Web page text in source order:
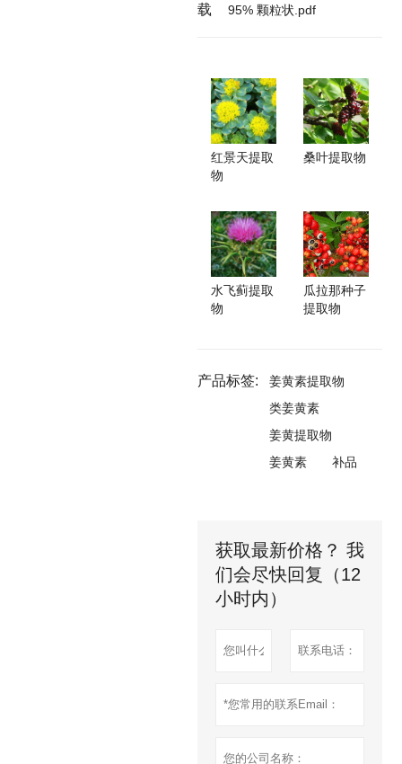
载
95% 颗粒状.pdf
红景天提取
物
桑叶提取物
水飞蓟提取
物
瓜拉那种子
提取物
产品标签:
姜黄素提取物
类姜黄素
姜黄提取物
姜黄素
补品
获取最新价格？ 我
们会尽快回复（12
小时内）